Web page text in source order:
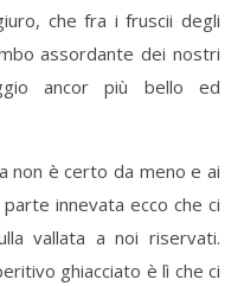
che fra i fruscii degli
assordante dei nostri
ancor più bello ed
non è certo da meno e ai
innevata ecco che ci
vallata a noi riservati.
ghiacciato è lì che ci